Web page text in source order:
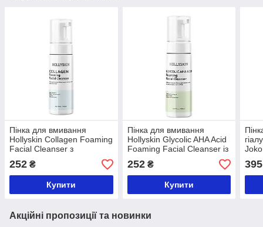
Пінка для вмивання
Hollyskin Collagen Foaming
Facial Cleanser з
колагеном 150 мл
252 ₴
Купити
Пінка для вмивання
Hollyskin Glycolic AHA Acid
Foaming Facial Cleanser із
гліколевою кислотою 150
мл
252₴
Купити
мл
395
Акційні пропозиції та новинки